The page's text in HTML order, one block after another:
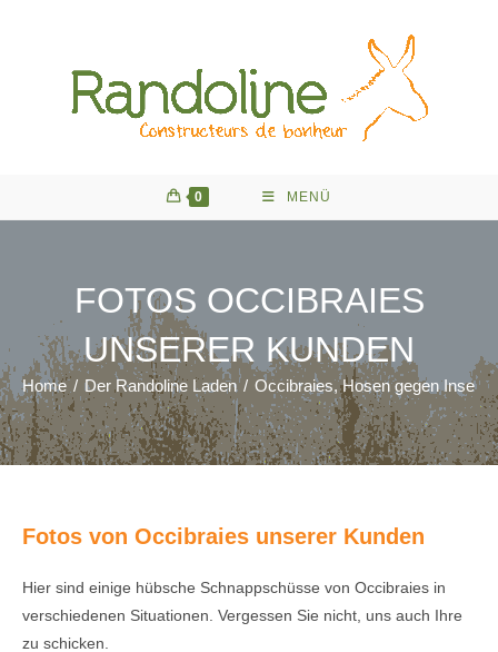
0 MENÜ
FOTOS OCCIBRAIES
UNSERER KUNDEN
Home / Der Randoline Laden / Occibraies, Hosen gegen
Fotos von Occibraies unserer Kunden
Hier sind einige hübsche Schnappschüsse von Occibraies in
verschiedenen Situationen. Vergessen Sie nicht, uns auch Ihre
zu schicken.